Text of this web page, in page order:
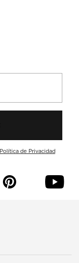
Política de Privacidad
p y